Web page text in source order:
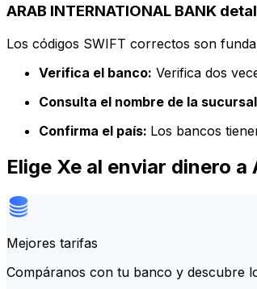
ARAB INTERNATIONAL BANK
Los códigos SWIFT correctos son
Verifica el banco: Verifica dos
Consulta el nombre de la
Confirma el país: Los bancos
Elige Xe al enviar dinero a
Mejores tarifas
Compáranos con tu banco y descubre